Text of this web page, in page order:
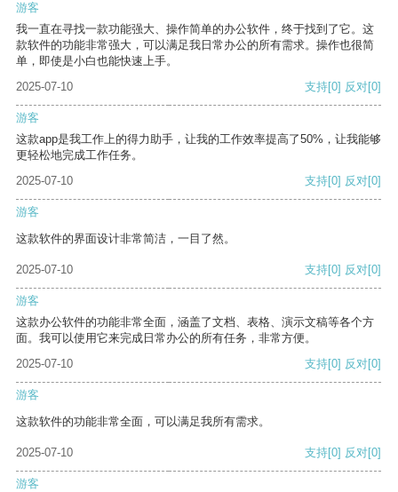
游客
我一直在寻找一款功能强大、操作简单的办公软件，终于找到了它。这
款软件的功能非常强大，可以满足我日常办公的所有需求。操作也很简
单，即使是小白也能快速上手。
2025-07-10
支持[0] 反对[0]
游客
这款app是我工作上的得力助手，让我的工作效率提高了50%，让我能够
更轻松地完成工作任务。
2025-07-10
支持[0] 反对[0]
游客
这款软件的界面设计非常简洁，一目了然。
2025-07-10 支持[0] 反对[0]
游客
这款办公软件的功能非常全面，涵盖了文档、表格、演示文稿等各个方
面。我可以使用它来完成日常办公的所有任务，非常方便。
2025-07-10
支持[0] 反对[0]
游客
这款软件的功能非常全面，可以满足我所有需求。
2025-07-10 支持[0] 反对[0]
游客